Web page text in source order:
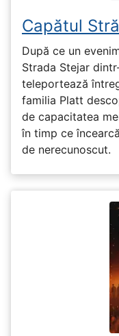
Capătul
După ce un
Strada Stejar
teleportează
familia Platt
de capacitatea
în timp ce
de nerecunoscut.